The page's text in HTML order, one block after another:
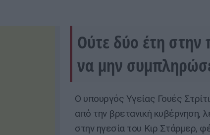
Ούτε δύο έτη στην
να μην
Ο υπουργός Υγείας Γουές
από την βρετανική κυβέρνηση,
στην ηγεσία του Κιρ Στάρμερ,